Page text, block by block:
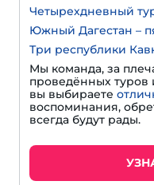
Четырехдневный
Южный Дагестан –
Три республики
Мы команда, за
проведённых туров
вы выбираете
воспоминания,
всегда будут рады.